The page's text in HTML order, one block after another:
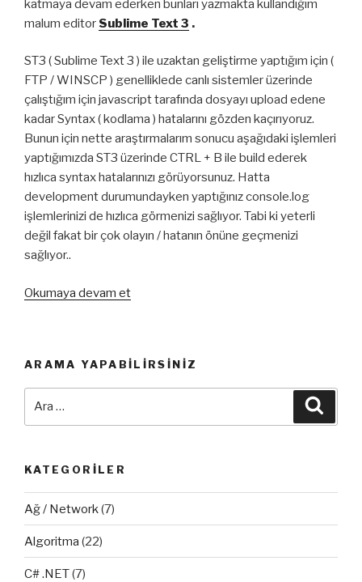
katmaya devam ederken bunları yazmakta kullandığım
malum editor Sublime Text 3 .
ST3 ( Sublime Text 3 ) ile uzaktan geliştirme yaptığım için (
FTP / WINSCP ) genelliklede canlı sistemler üzerinde
çalıştığım için javascript tarafında dosyayı upload edene
kadar Syntax ( kodlama ) hatalarını gözden kaçırıyoruz.
Bunun için nette araştırmalarım sonucu aşağıdaki işlemleri
yaptığımızda ST3 üzerinde CTRL + B ile build ederek
hızlıca syntax hatalarınızı görüyorsunuz. Hatta
development durumundayken yaptığınız console.log
işlemlerinizi de hızlıca görmenizi sağlıyor. Tabi ki yeterli
değil fakat bir çok olayın / hatanın önüne geçmenizi
sağlıyor..
Okumaya devam et“Sublime
Node
İle
Build
ARAMA YAPABILIRSINIZ
KATEGORILER
Ağ / Network(7)
Algoritma (22)
C# .NET(7)